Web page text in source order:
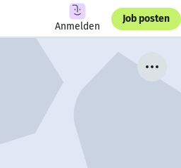
Anmelden
Job posten